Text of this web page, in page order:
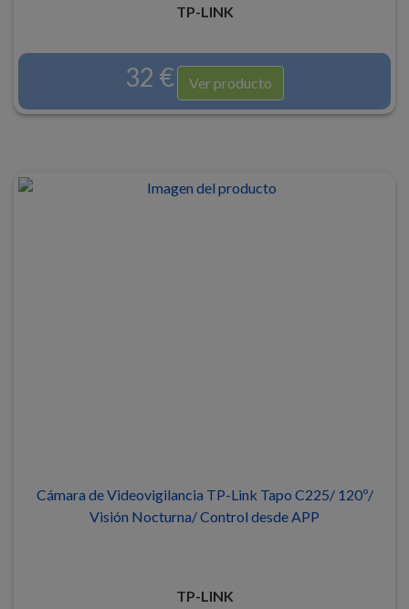
TP-LINK
32 € Ver producto
Cámara de Videovigilancia TP-Link Tapo C225/ 120º/
Visión Nocturna/ Control desde APP
TP-LINK